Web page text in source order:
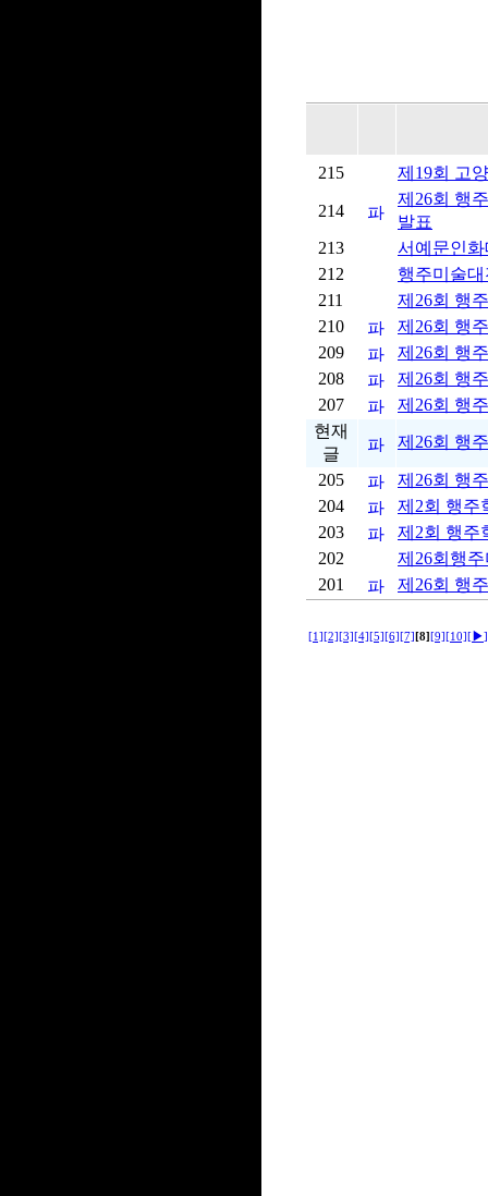
215 제19회 고
214
제26회 행
발표
213
서예문인
212
행주미술
211
제26회 행
210
제26회 행
209
제26회 행
208
제26회 행
207
제26회 행
현재
글
제26회 행
205
제26회 행
204
제2회 행주
203
제2회 행주
202
제26회행
201
제26회 행
[1] [2] [3] [4] [5] [6] [7] [8] [9] [10] [ ▶]